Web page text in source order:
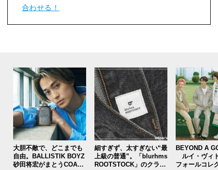
合わせる！
大胆不敵で、どこまでも
自由。BALLISTIK BOYZ
砂田将宏がまとうCOACH
細すぎず、太すぎない“最
上級の普通”。「blurhms
ROOTSTOCK」のクラシ
BEYOND A
ルイ・ヴィ
フォールコレ